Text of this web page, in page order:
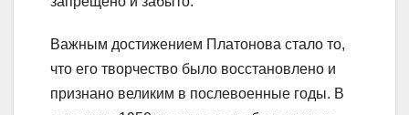
Важным достижением Платонова стало то,
что его творчество было восстановлено и
признано великим в послевоенные годы. В